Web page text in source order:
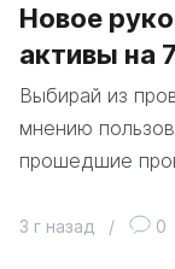
Новое
активы на
Выбирай из
мнению
прошедшие
3 г назад / 0